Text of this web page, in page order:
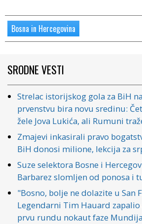
Bosna in Hercegovina
SRODNE VESTI
Strelac istorijskog gola za BiH
prvenstvu bira novu sredinu:
žele Jova Lukića, ali Rumuni
Zmajevi inkasirali pravo
BiH donosi milione, lekcija za
Suze selektora Bosne i
Barbarez slomljen od ponosa i
"Bosno, bolje ne dolazite u San
Legendarni Tim Hauard
prvu rundu nokaut faze